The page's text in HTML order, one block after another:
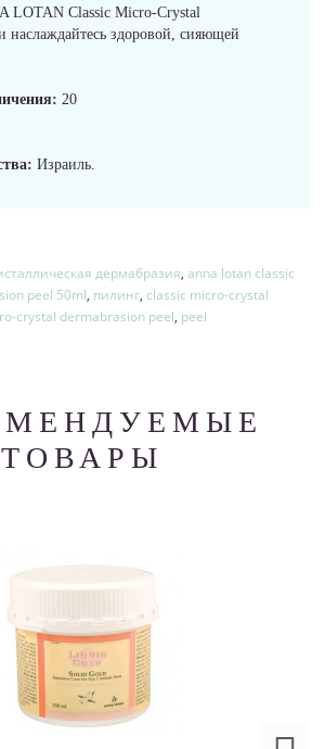
LOTAN Classic Micro-Crystal
наслаждайтесь здоровой, сияющей
20
Израиль.
дермабразия, anna lotan classic
peel 50ml, пилинг, classic micro-crystal
crystal dermabrasion peel, peel
ТОВАРЫ